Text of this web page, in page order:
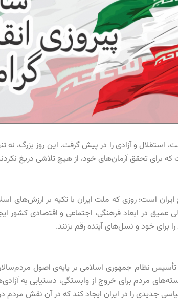
استقلال و آزادی را در پیش گرفت. این روز
که برای تحقق آرمان‌های خود، از هیچ تلاشی دریغ
تاریخ ایران است؛ روزی که ملت ایران با تکیه بر
عمیق در ابعاد فرهنگی، اجتماعی و اقتصادی کشور
برای خود و نسل‌های آینده رقم بزنند.
نظام جمهوری اسلامی بر پایه‌ی اصول
مردم برای خروج از وابستگی، دستیابی به
جدیدی را در ایران ایجاد کند که در آن نقش